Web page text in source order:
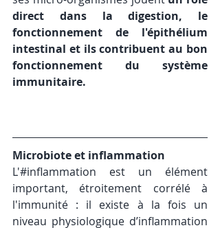
direct dans la digestion, le
fonctionnement de l'épithélium
intestinal et ils contribuent au bon
fonctionnement du système
immunitaire.
Microbiote et inflammation
L'#inflammation est un élément
important, étroitement corrélé à
l'immunité : il existe à la fois un
niveau physiologique d’inflammation